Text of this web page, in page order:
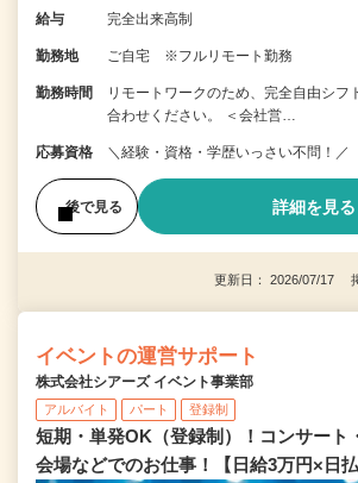
給与 完全出来高制
勤務地 ご自宅 ※フルリモート勤務
勤務時間
リモートワークのため、完全自由シフ
合わせください。 ＜会社営…
応募資格 ＼経験・資格・学歴いっさい不問！／
後で見る 詳細を見る
更新日： 2026/07/17
イベントの運営サポート
株式会社シアーズ イベント事業部
アルバイト パート 登録制
短期・単発OK（登録制）！コンサート
会場などでのお仕事！【日給3万円×日払